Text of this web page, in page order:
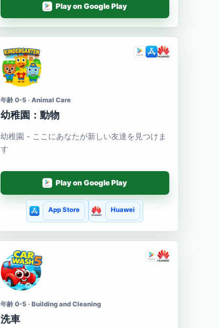
Play on Google Play
年齢 0-5 · Animal Care
幼稚園：動物
幼稚園 - ここにあなたが新しい友達を見つけま
す
Play on Google Play
App Store Huawei
年齢 0-5 · Building and Cleaning
洗車